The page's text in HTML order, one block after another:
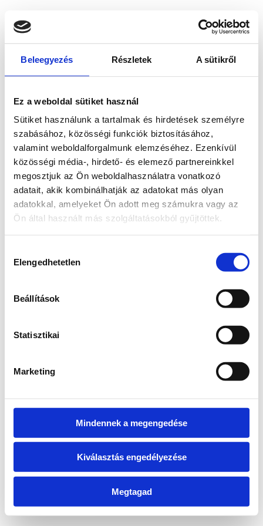
Beleegyezés Részletek A sütikről
Ez a weboldal sütiket használ
Sütiket használunk a tartalmak és hirdetések személyre
szabásához, közösségi funkciók biztosításához,
valamint weboldalforgalmunk elemzéséhez. Ezenkívül
közösségi média-, hirdető- és elemező partnereinkkel
megosztjuk az Ön weboldalhasználatra vonatkozó
adatait, akik kombinálhatják az adatokat más olyan
adatokkal, amelyeket Ön adott meg számukra vagy az
Ön által használt más szolgáltatásokból gyűjtöttek.
kiválasztása
Elengedhetetlen
Beállítások
Statisztikai
Marketing
Mindennek a megengedése
Kiválasztás engedélyezése
Megtagad
loadingwww.bicapp.hu
(see the browser console for more